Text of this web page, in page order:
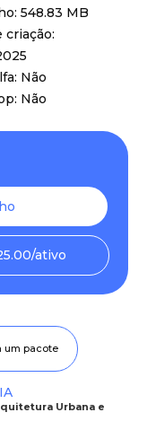
548.83 MB
criação:
Não
Não
ativo
um pacote
Urbana e